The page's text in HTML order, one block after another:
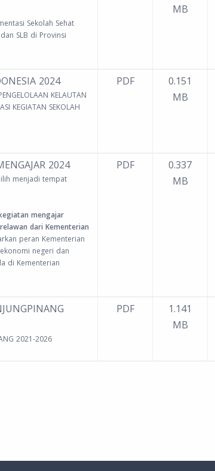
Sekolah Sehat
dan SLB di Provinsi
MB
2024
KELAUTAN
KEGIATAN SEKOLAH
PDF
0.151
MB
2024
menjadi tempat
mengajar
dari Kementerian
peran Kementerian
negeri dan
di Kementerian
PDF
0.337
MB
2021-2026
PDF
1.141
MB